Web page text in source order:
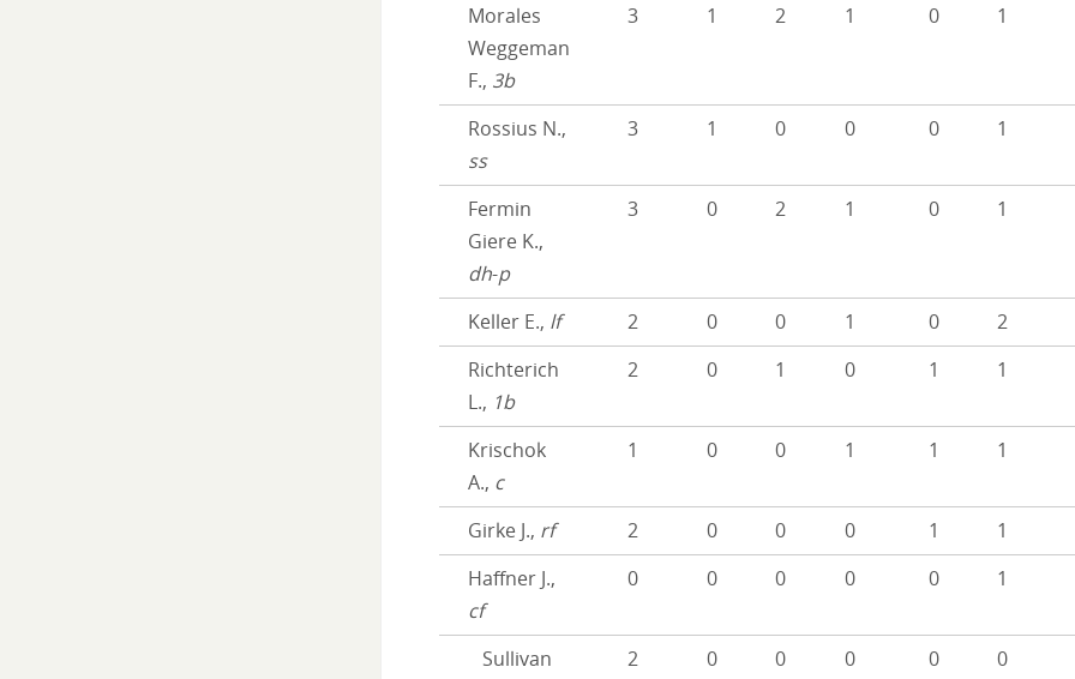
Morales
Weggeman
F., 3b
3 1 2 1 0 1
Rossius N.,
ss
3 1 0 0 0 1
Fermin
Giere K.,
dh-p
3 0 2 1 0 1
Keller E., lf 2 0 0 1 0
2
Richterich
L., 1b
2 0 1 0 1 1
Krischok
A., c
1 0 0 1 1 1
Girke J., rf 2 0 0 0 1
1
Haffner J.,
cf
0 0 0 0 0 1
Sullivan
2 0 0 0 0 0